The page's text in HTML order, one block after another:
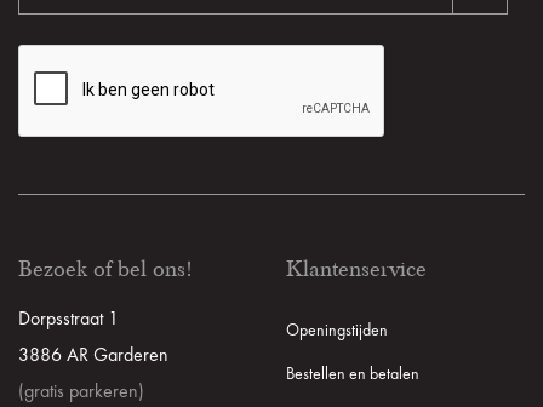
Bezoek of bel ons!
Dorpsstraat 1
3886 AR Garderen
(gratis parkeren)
Klantenservice
Openingstijden
Bestellen en betalen